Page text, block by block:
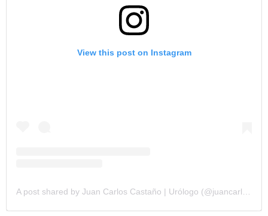
View this post on Instagram
A post shared by Juan Carlos Castaño | Urólogo (@juancarloscastanourologo)